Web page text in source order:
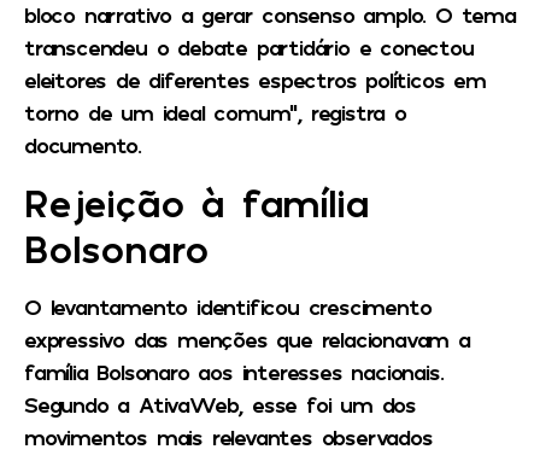
bloco narrativo a gerar consenso amplo. O tema
transcendeu o debate partidário e conectou
eleitores de diferentes espectros políticos em
torno de um ideal comum”, registra o
documento.
Rejeição à família
Bolsonaro
O levantamento identificou crescimento
expressivo das menções que relacionavam a
família Bolsonaro aos interesses nacionais.
Segundo a AtivaWeb, esse foi um dos
movimentos mais relevantes observados